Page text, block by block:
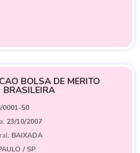
BOLSA DE MERITO
BRASILEIRA
0001-50
23/10/2007
BAIXADA
/ SP